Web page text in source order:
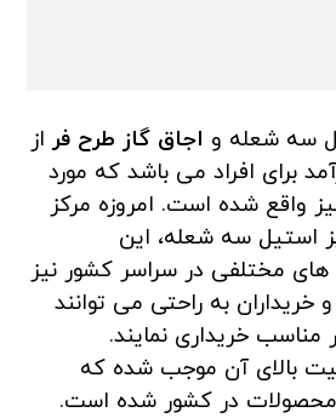
سه شعله و اجاق گاز طرح فر از
برای افراد می باشد که مورد
واقع شده است. امروزه مرکز
استیل سه شعله، این
مختلفی در سراسر کشور نیز
به راحتی می توانند
مناسب خریداری نمایند.
بالای آن موجب شده که
در کشور شده است.